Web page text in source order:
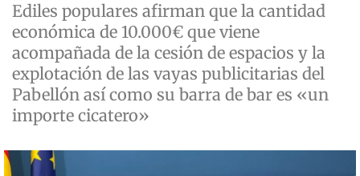
Ediles populares afirman que la cantidad
económica de 10.000€ que viene
acompañada de la cesión de espacios y la
explotación de las vayas publicitarias del
Pabellón así como su barra de bar es «un
importe cicatero»